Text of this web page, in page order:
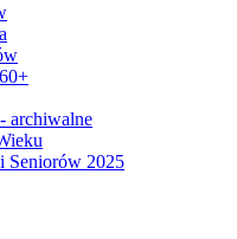
archiwalne
Seniorów 2025